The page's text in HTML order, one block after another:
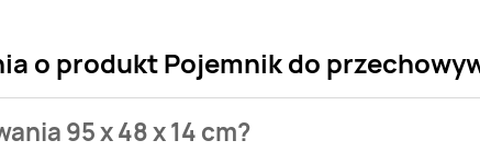
o produkt Pojemnik do
95 x 48 x 14 cm?